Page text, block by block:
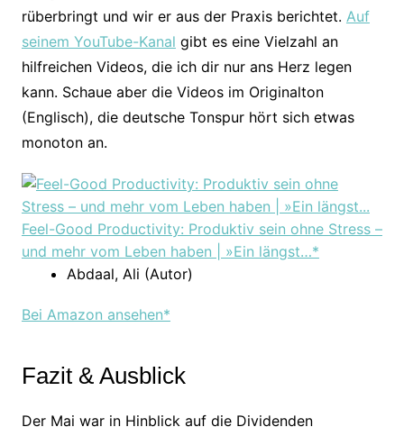
rüberbringt und wir er aus der Praxis berichtet. Auf
seinem YouTube-Kanal gibt es eine Vielzahl an
hilfreichen Videos, die ich dir nur ans Herz legen
kann. Schaue aber die Videos im Originalton
(Englisch), die deutsche Tonspur hört sich etwas
monoton an.
Feel-Good Productivity: Produktiv sein ohne Stress –
und mehr vom Leben haben | »Ein längst…*
Abdaal, Ali (Autor)
Bei Amazon ansehen*
Fazit & Ausblick
Der Mai war in Hinblick auf die Dividenden